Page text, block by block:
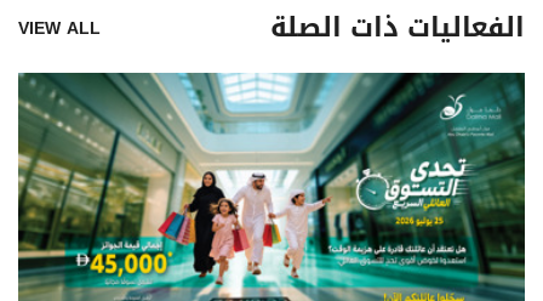
الفعاليات ذات الصلة VIEW ALL